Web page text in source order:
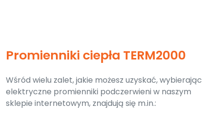
Promienniki ciepła TERM2000
Wśród wielu zalet, jakie możesz uzyskać, wybierając
elektryczne promienniki podczerwieni w naszym
sklepie internetowym, znajdują się m.in.: